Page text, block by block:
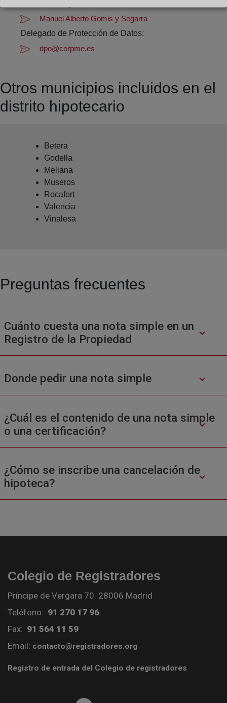
Manuel Alberto Gomis y Segarra
Delegado de Protección de Datos:
dpo@corpme.es
Otros municipios incluidos en el
distrito hipotecario
Betera
Godella
Meliana
Museros
Rocafort
Valencia
Vinalesa
Preguntas frecuentes
Cuánto cuesta una nota simple en un
Registro de la Propiedad
Donde pedir una nota simple
¿Cuál es el contenido de una nota simple
o una certificación?
¿Cómo se inscribe una cancelación de
hipoteca?
Colegio de Registradores
Príncipe de Vergara 70. 28006 Madrid
Teléfono: 91 270 17 96
Fax: 91 564 11 59
Email: contacto@registradores.org
Registro de entrada del Colegio de registradores